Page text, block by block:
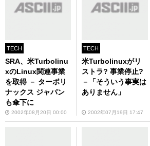
TECH
SRA、米Turbolinu
xのLinux関連事業
を取得 － ターボリ
ナックス ジャパン
も傘下に
2002年08月20日 00:00
TECH
米Turbolinuxがリ
ストラ? 事業停止?
－「そういう事実は
ありません」
2002年07月19日 17:47